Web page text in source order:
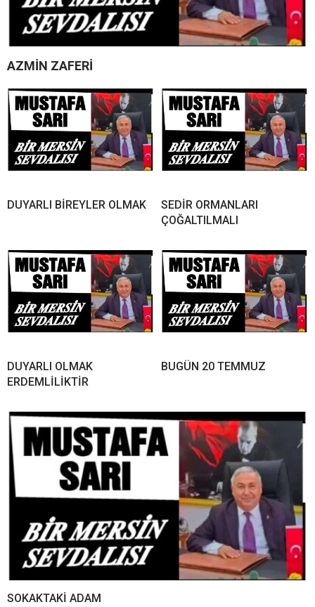
AZMİN ZAFERİ
DUYARLI BİREYLER OLMAK
SEDİR ORMANLARI
ÇOĞALTILMALI
DUYARLI OLMAK
ERDEMLİLİKTİR
BUGÜN 20 TEMMUZ
SOKAKTAKİ ADAM